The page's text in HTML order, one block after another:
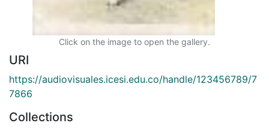
Click on the image to open the gallery.
URI
https://audiovisuales.icesi.edu.co/handle/123456789/7
7866
Collections